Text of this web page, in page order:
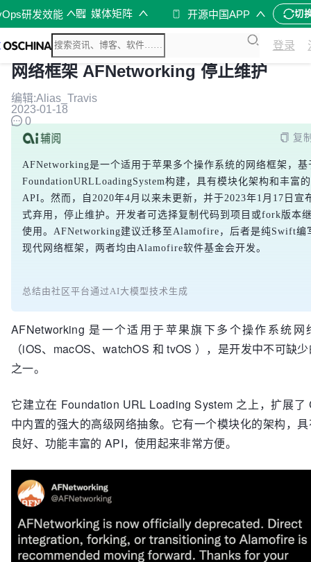
研发效能 媒体矩阵 开源中国APP 切
登录
网络框架 AFNetworking 停止维护
编辑:Alias_Travis
2023-01-18
0
复
AFNetworking是一个适用于苹果多个操作系统的网络框架，基
FoundationURLLoadingSystem构建，具有模块化架构和丰富的
API。然而，自2020年4月以来未更新，并于2023年1月17日宣
式弃用，停止维护。开发者可选择复制代码到项目或fork版本
使用。AFNetworking建议迁移至Alamofire，后者是纯Swift编
现代网络框架，两者均由Alamofire软件基金会开发。
总结由社区平台通过AI大模型技术生成
AFNetworking 是一个适用于苹果旗下多个操作系统网
（iOS、macOS、watchOS 和 tvOS ），是开发中不可缺
之一。
它建立在 Foundation URL Loading System 之上，扩展了
中内置的强大的高级网络抽象。它有一个模块化的架构，
良好、功能丰富的 API，使用起来非常方便。